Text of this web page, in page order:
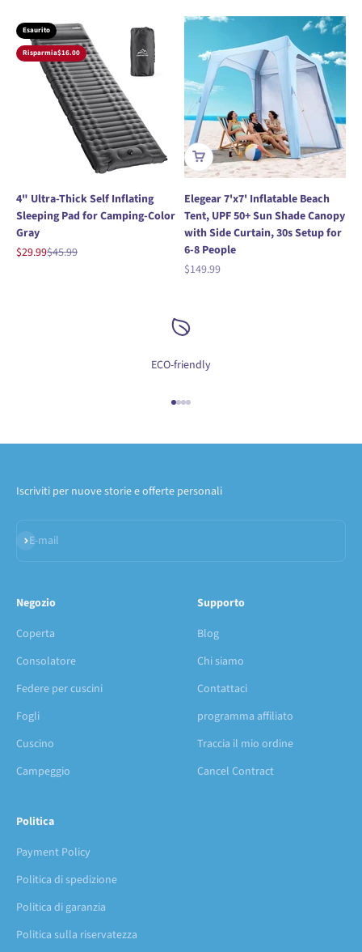
Esaurito
Risparmia$16.00
4" Ultra-Thick Self Inflating
Sleeping Pad for Camping-Color
Gray
Prezzo scontato
$29.99Prezzo
$45.99
Elegear 7'x7' Inflatable Beach
Tent, UPF 50+ Sun Shade Canopy
with Side Curtain, 30s Setup for
6-8 People
Prezzo scontato
$149.99
ECO-friendly
Vai all'articolo 1
Vai all'articolo 2
Vai all'articolo 3
Vai all'articolo 4
Iscriviti per nuove storie e offerte personali
E-mail
Iscriviti alla newsletter
Negozio
Coperta
Consolatore
Federe per cuscini
Fogli
Cuscino
Campeggio
Supporto
Blog
Chi siamo
Contattaci
programma affiliato
Traccia il mio ordine
Cancel Contract
Politica
Payment Policy
Politica di spedizione
Politica di garanzia
Politica sulla riservatezza